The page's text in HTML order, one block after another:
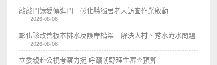
敲敲門讓愛傳進門 彰化縣獨居老人訪查作業啟動
2026-08-06
彰化縣改善板本排水及護岸橋梁 解決大村、秀水淹水問題
2026-08-06
立委親赴公視考察力挺 呼籲朝野理性審查預算